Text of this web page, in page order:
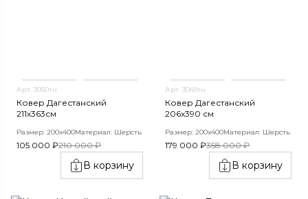
Арт. 3050тн
Ковер Дагестанский
211x363см
Размер: 200х400Материал: Шерсть
105 000 ₽210 000 ₽
В корзину
Арт. 3049тн
Ковер Дагестанский
206x390 см
Размер: 200х400Материал: Шерсть
179 000 ₽358 000 ₽
В корзину